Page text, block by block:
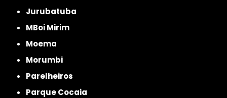
Jurubatuba
MBoi Mirim
Moema
Morumbi
Parelheiros
Parque Cocaia